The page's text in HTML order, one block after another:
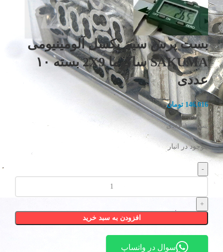
بست پرس سیم بکسل آلومینیومی
SAKUMA ساکوما 2X9 بسته ۱۰
عددی
146,016 تومان
بسته ۱۰ عددی
موجود در انبار
سیم
بکسل
آلومینیومی
SAKUMA
ساکوما
افزودن به سبد خرید
سوال در واتساپ